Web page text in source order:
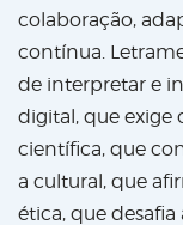
colaboração,
contínua.
de interpretar e
digital, que exige
científica, que
a cultural, que
ética, que